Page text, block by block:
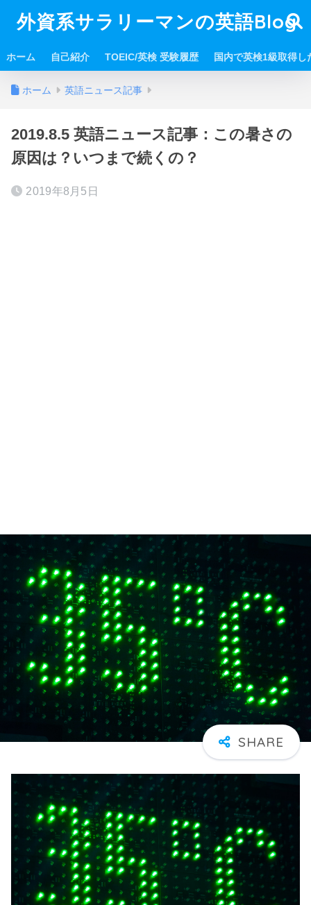
外資系サラリーマンの英語Blog
ホーム 自己紹介 TOEIC/英検 受験履歴 国内で英検1級取得し
ホーム 英語ニュース記事
2019.8.5 英語ニュース記事：この暑さの
原因は？いつまで続くの？
2019年8月5日